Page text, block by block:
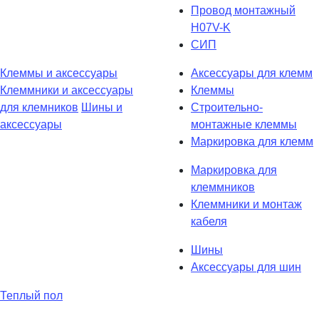
Провод монтажный
H07V-K
СИП
Клеммы и аксессуары
Клеммники и аксессуары
для клемников Шины и
аксессуары
Аксессуары для клемм
Клеммы
Строительно-
монтажные клеммы
Маркировка для клемм
Маркировка для
клеммников
Клеммники и монтаж
кабеля
Шины
Аксессуары для шин
Теплый пол